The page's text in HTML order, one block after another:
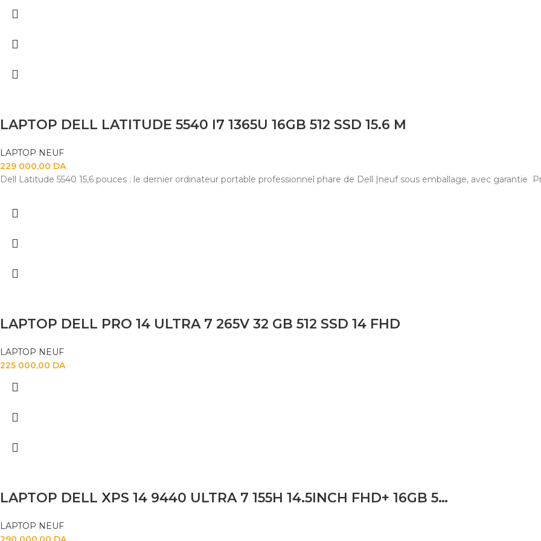
LAPTOP DELL LATITUDE 5540 I7 1365U 16GB 512 SSD 15.6 M
LAPTOP NEUF
229 000,00 DA
Dell Latitude 5540 15,6 pouces : le dernier ordinateur portable professionnel phare de Dell |neuf sous emballage, avec garantie
LAPTOP DELL PRO 14 ULTRA 7 265V 32 GB 512 SSD 14 FHD
LAPTOP NEUF
225 000,00 DA
LAPTOP DELL XPS 14 9440 ULTRA 7 155H 14.5INCH FHD+ 16GB 512GB SSD 6 CELL WLAN BACKLIT KB W11P 1YPS
LAPTOP NEUF